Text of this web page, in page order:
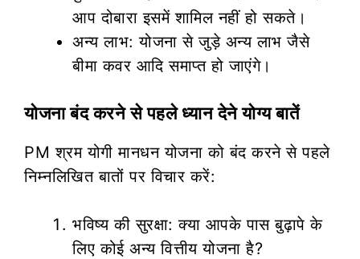
आप दोबारा इसमें शामिल नहीं हो सकते।
अन्य लाभ: योजना से जुड़े अन्य लाभ जैसे
बीमा कवर आदि समाप्त हो जाएंगे।
योजना बंद करने से पहले ध्यान देने योग्य बातें
PM श्रम योगी मानधन योजना को बंद करने से पहले
निम्नलिखित बातों पर विचार करें:
भविष्य की सुरक्षा: क्या आपके पास बुढ़ापे के
लिए कोई अन्य वित्तीय योजना है?